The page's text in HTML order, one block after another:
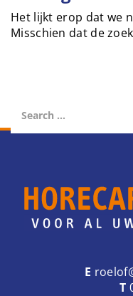
Het lijkt erop dat we
Misschien dat de
E
T